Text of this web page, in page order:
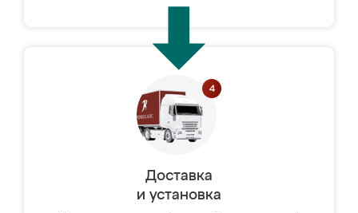
Доставка
и установка